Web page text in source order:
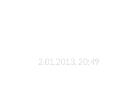
2.01.2013, 20:49